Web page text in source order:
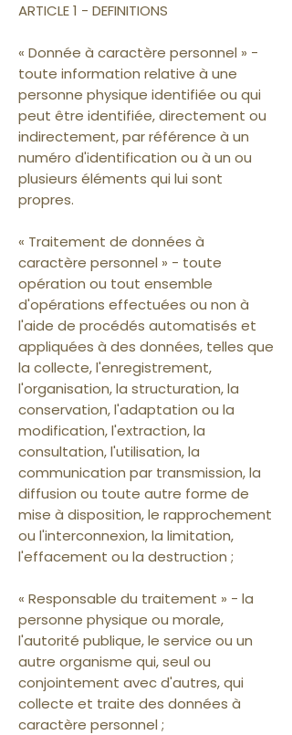
ARTICLE 1 - DEFINITIONS
« Donnée à caractère personnel » -
toute information relative à une
personne physique identifiée ou qui
peut être identifiée, directement ou
indirectement, par référence à un
numéro d'identification ou à un ou
plusieurs éléments qui lui sont
propres.
« Traitement de données à
caractère personnel » - toute
opération ou tout ensemble
d'opérations effectuées ou non à
l'aide de procédés automatisés et
appliquées à des données, telles que
la collecte, l'enregistrement,
l'organisation, la structuration, la
conservation, l'adaptation ou la
modification, l'extraction, la
consultation, l'utilisation, la
communication par transmission, la
diffusion ou toute autre forme de
mise à disposition, le rapprochement
ou l'interconnexion, la limitation,
l'effacement ou la destruction ;
« Responsable du traitement » - la
personne physique ou morale,
l'autorité publique, le service ou un
autre organisme qui, seul ou
conjointement avec d'autres, qui
collecte et traite des données à
caractère personnel ;